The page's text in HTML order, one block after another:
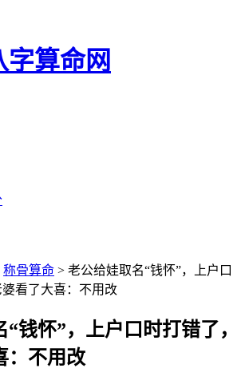
称骨算命 > 老公给娃取名“钱怀”，上户口
看了大喜：不用改
钱怀”，上户口时打错了，
：不用改